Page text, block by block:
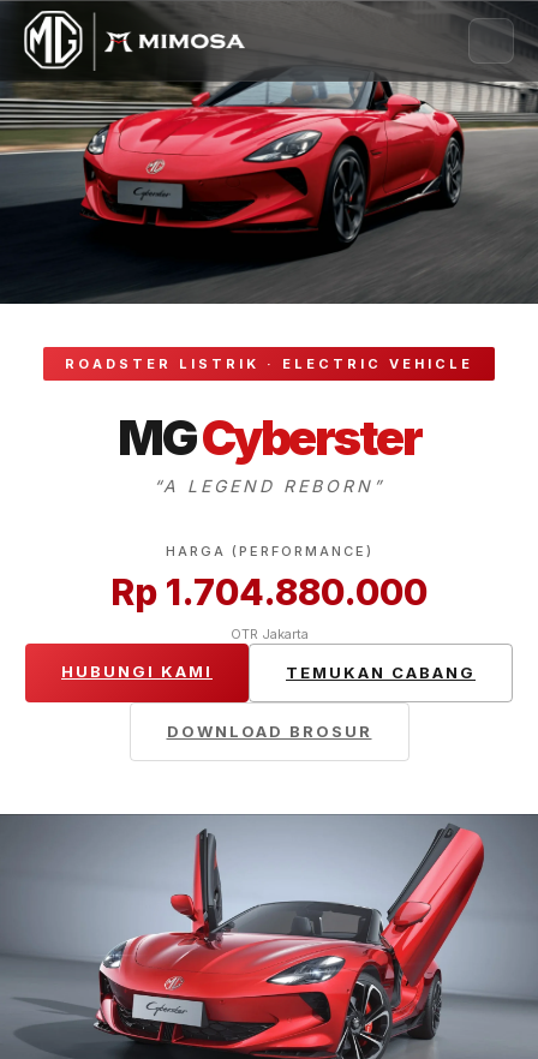
ROADSTER LISTRIK · ELECTRIC VEHICLE
MGCyberster
“A LEGEND REBORN”
HARGA (PERFORMANCE)
Rp 1.704.880.000
OTR Jakarta
HUBUNGI KAMI TEMUKAN CABANG
DOWNLOAD BROSUR